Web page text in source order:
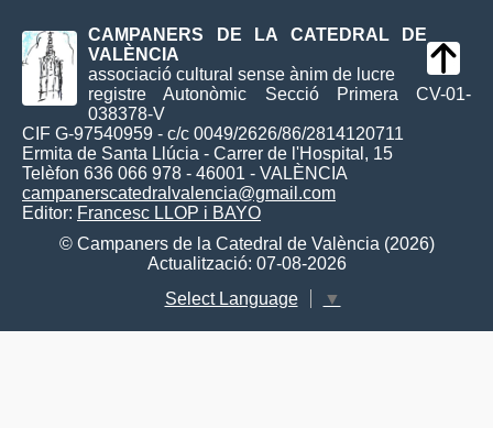
CAMPANERS DE LA CATEDRAL DE
VALÈNCIA
associació cultural sense ànim de lucre
registre Autonòmic Secció Primera CV-01-
038378-V
CIF G-97540959 - c/c 0049/2626/86/2814120711
Ermita de Santa Llúcia - Carrer de l'Hospital, 15
Telèfon 636 066 978 - 46001 - VALÈNCIA
campanerscatedralvalencia@gmail.com
Editor: Francesc LLOP i BAYO
© Campaners de la Catedral de València (2026)
Actualització: 07-08-2026
Select Language
▼